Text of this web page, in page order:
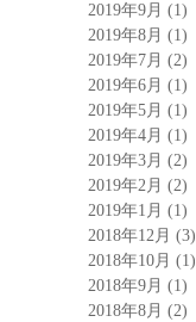
2019年9月 (1)
2019年8月 (1)
2019年7月 (2)
2019年6月 (1)
2019年5月 (1)
2019年4月 (1)
2019年3月 (2)
2019年2月 (2)
2019年1月 (1)
2018年12月 (3)
2018年10月 (1)
2018年9月 (1)
2018年8月 (2)